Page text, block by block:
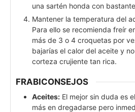
una sartén honda con
Mantener la temperatura del
Para ello se recomienda freír
más de 3 o 4 croquetas por
bajarías el calor del aceite y
corteza crujiente tan rica.
FRABICONSEJOS
Aceites: El mejor sin duda es
más en dregadarse pero